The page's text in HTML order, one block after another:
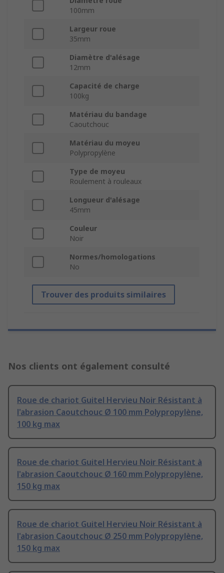
100mm
Largeur roue
35mm
Diamètre d'alésage
12mm
Capacité de charge
100kg
Matériau du bandage
Caoutchouc
Matériau du moyeu
Polypropylène
Type de moyeu
Roulement à rouleaux
Longueur d'alésage
45mm
Couleur
Noir
Normes/homologations
No
Trouver des produits similaires
Nos clients ont également consulté
Roue de chariot Guitel Hervieu Noir Résistant à
l'abrasion Caoutchouc Ø 100 mm Polypropylène,
100 kg max
Roue de chariot Guitel Hervieu Noir Résistant à
l'abrasion Caoutchouc Ø 160 mm Polypropylène,
150 kg max
Roue de chariot Guitel Hervieu Noir Résistant à
l'abrasion Caoutchouc Ø 250 mm Polypropylène,
150 kg max